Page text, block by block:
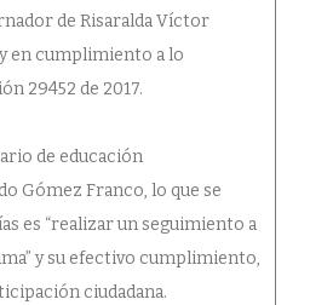
de Risaralda Víctor
en cumplimiento a lo
29452 de 2017.
de educación
Gómez Franco, lo que se
es “realizar un seguimiento a
y su efectivo cumplimiento,
ciudadana.